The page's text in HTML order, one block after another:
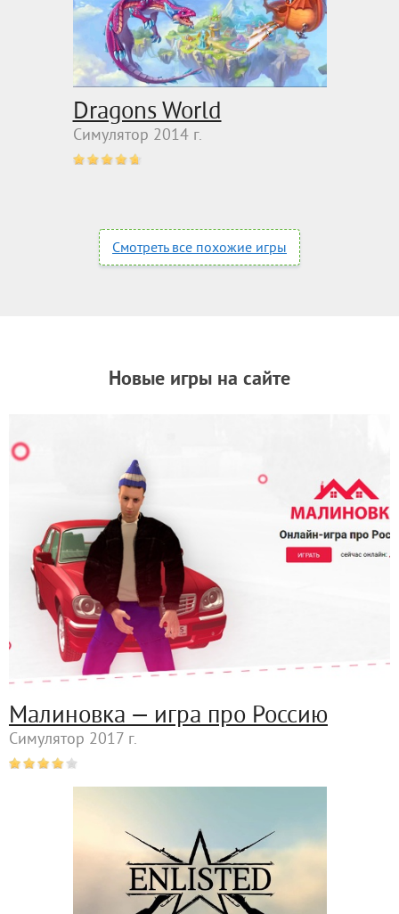
Dragons World
Симулятор 2014 г.
Смотреть все похожие игры
Новые игры на сайте
Малиновка — игра про Россию
Симулятор 2017 г.